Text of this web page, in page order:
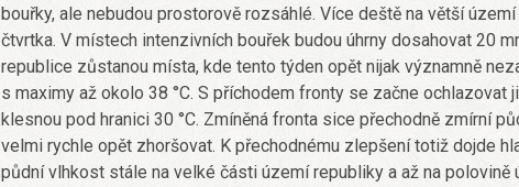
bouřky, ale nebudou prostorově rozsáhlé. Více deště na větší
čtvrtka. V místech intenzivních bouřek budou úhrny dosahovat 20
republice zůstanou místa, kde tento týden opět nijak významně
s maximy až okolo 38 °C. S příchodem fronty se začne ochlazovat
klesnou pod hranici 30 °C. Zmíněná fronta sice přechodně zmírní
velmi rychle opět zhoršovat. K přechodnému zlepšení totiž dojde
půdní vlhkost stále na velké části území republiky a až na